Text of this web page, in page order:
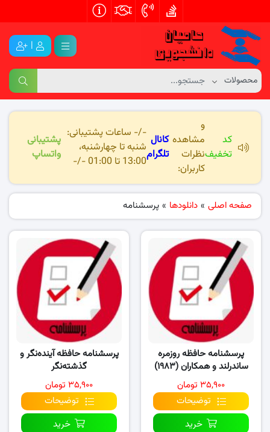
|
کد
تخفیف
و
مشاهده
نظرات
کاربران:
کانال
تلگرام
-/- ساعات پشتیبانی:
شنبه تا چهارشنبه،
13:00 تا 01:00 -/-
پشتیبانی
واتساپ
صفحه اصلی » دانلودها » پرسشنامه
پرسشنامه حافظه روزمره
ساندرلند و همکاران (۱۹۸۳)
۳۵,۹۰۰ تومان
توضیحات
خرید
پرسشنامه حافظه آینده‌نگر و
گذشته‌نگر
۳۵,۹۰۰ تومان
توضیحات
خرید